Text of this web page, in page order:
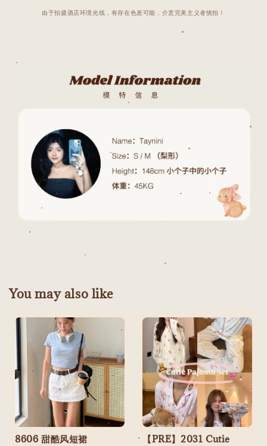
由于拍摄酒店环境光线，有存在色差可能，介意完美主义者慎拍！
You may also like
8606 甜酷风短裙
【PRE】2031 Cutie